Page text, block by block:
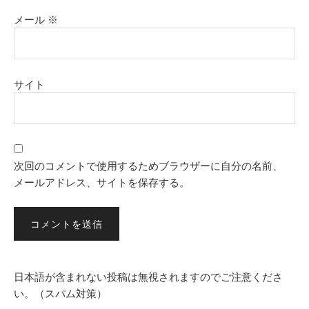
メール ※
サイト
次回のコメントで使用するためブラウザーに自分の名前、
メールアドレス、サイトを保存する。
日本語が含まれない投稿は無視されますのでご注意くださ
い。（スパム対策）